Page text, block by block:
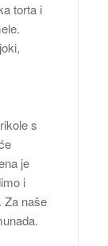
torta i
s
je
i
Za naše